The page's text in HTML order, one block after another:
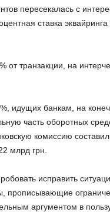
пересекалась с
ставка
от транзакции, на
идущих банкам, на
часть оборотных
комиссию
млрд грн.
исправить
прописывающие
аргументом в